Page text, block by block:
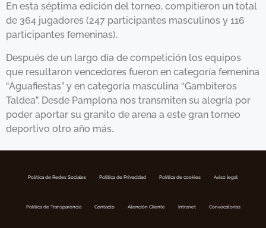
En esta séptima edición del torneo, compitieron un total
de 364 jugadores (247 participantes masculinos y 116
participantes femeninas).
Después de un largo día de competición los equipos
que resultaron vencedores fueron en categoría femenina
“Aguafiestas” y en categoría masculina “Gambiteros
Taldea”. Desde Pamplona nos transmiten su alegría por
poder aportar su granito de arena a este gran torneo
deportivo otro año más.
Política de Redes Sociales Politica de Privacidad Política de cookies Aviso legal
Política de Transparencia Contacto Atención Cliente Intranet Convocatorias